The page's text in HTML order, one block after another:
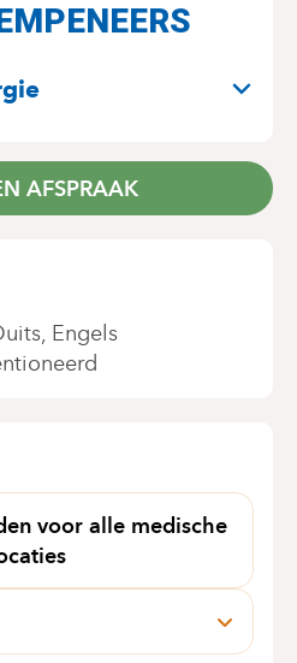
AFSPRAAK
Engels
voor alle medische
201